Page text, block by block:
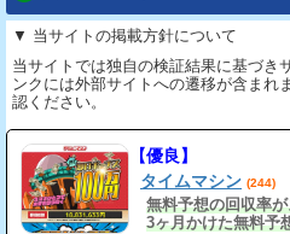
▼ 当サイトの掲載方針について
当サイトでは独自の検証結果に基づき
ンクには外部サイトへの遷移が含まれ
認ください。
【優良】
タイムマシン (244)
無料予想の回収率
3ヶ月かけた無料予